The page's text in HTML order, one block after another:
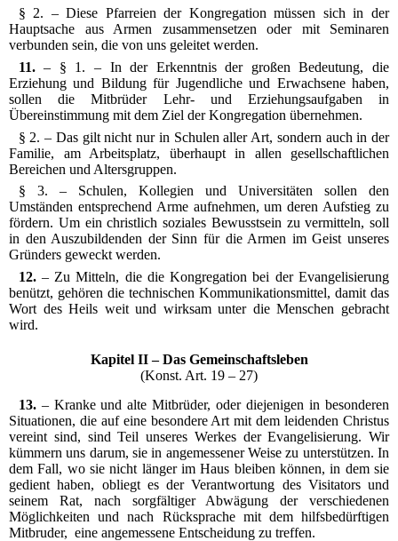
§ 2. – Diese Pfarreien der Kongregation müssen sich in der
Hauptsache aus Armen zusammensetzen oder mit Seminaren
verbunden sein, die von uns geleitet werden.
11.– § 1. – In der Erkenntnis der großen Bedeutung, die
Erziehung und Bildung für Jugendliche und Erwachsene haben,
sollen die Mitbrüder Lehr- und Erziehungsaufgaben in
Übereinstimmung mit dem Ziel der Kongregation übernehmen.
§ 2. – Das gilt nicht nur in Schulen aller Art, sondern auch in der
Familie, am Arbeitsplatz, überhaupt in allen gesellschaftlichen
Bereichen und Altersgruppen.
§ 3. – Schulen, Kollegien und Universitäten sollen den
Umständen entsprechend Arme aufnehmen, um deren Aufstieg zu
fördern. Um ein christlich soziales Bewusstsein zu vermitteln, soll
in den Auszubildenden der Sinn für die Armen im Geist unseres
Gründers geweckt werden.
12. – Zu Mitteln, die die Kongregation bei der Evangelisierung
benützt, gehören die technischen Kommunikationsmittel, damit das
Wort des Heils weit und wirksam unter die Menschen gebracht
wird.
Kapitel II – Das Gemeinschaftsleben
(Konst. Art. 19 – 27)
13. – Kranke und alte Mitbrüder, oder diejenigen in besonderen
Situationen, die auf eine besondere Art mit dem leidenden Christus
vereint sind, sind Teil unseres Werkes der Evangelisierung. Wir
kümmern uns darum, sie in angemessener Weise zu unterstützen. In
dem Fall, wo sie nicht länger im Haus bleiben können, in dem sie
gedient haben, obliegt es der Verantwortung des Visitators und
seinem Rat, nach sorgfältiger Abwägung der verschiedenen
Möglichkeiten und nach Rücksprache mit dem hilfsbedürftigen
Mitbruder, eine angemessene Entscheidung zu treffen.